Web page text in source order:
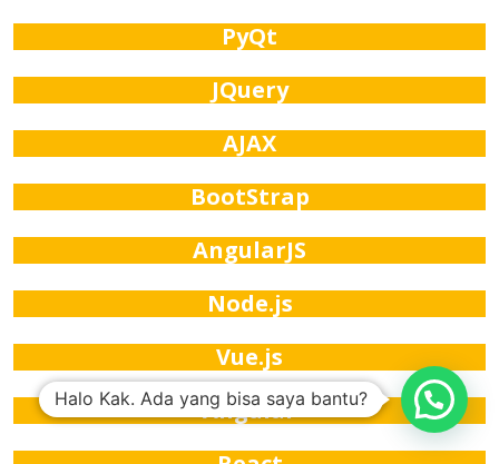
PyQt
JQuery
AJAX
BootStrap
AngularJS
Node.js
Vue.js
Angular
Halo Kak. Ada yang bisa saya bantu?